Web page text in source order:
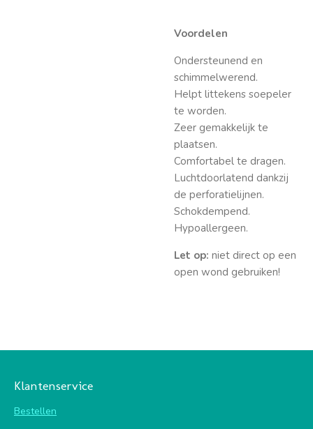
Voordelen
Ondersteunend en
schimmelwerend.
Helpt littekens soepeler
te worden.
Zeer gemakkelijk te
plaatsen.
Comfortabel te dragen.
Luchtdoorlatend dankzij
de perforatielijnen.
Schokdempend.
Hypoallergeen.
Let op: niet direct op een
open wond gebruiken!
Klantenservice
Bestellen